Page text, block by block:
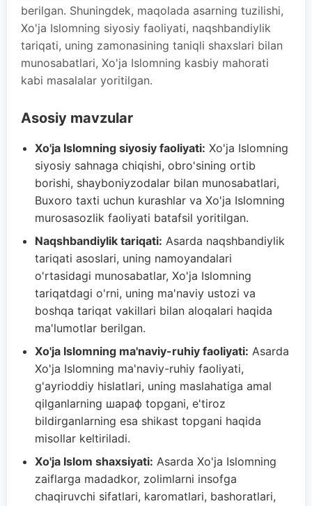
berilgan. Shuningdek, maqolada asarning tuzilishi,
Xo'ja Islomning siyosiy faoliyati, naqshbandiylik
tariqati, uning zamonasining taniqli shaxslari bilan
munosabatlari, Xo'ja Islomning kasbiy mahorati
kabi masalalar yoritilgan.
Asosiy mavzular
Xo'ja Islomning siyosiy faoliyati: Xo'ja Islomning
siyosiy sahnaga chiqishi, obro'sining ortib
borishi, shayboniyzodalar bilan munosabatlari,
Buxoro taxti uchun kurashlar va Xo'ja Islomning
murosasozlik faoliyati batafsil yoritilgan.
Naqshbandiylik tariqati: Asarda naqshbandiylik
tariqati asoslari, uning namoyandalari
o'rtasidagi munosabatlar, Xo'ja Islomning
tariqatdagi o'rni, uning ma'naviy ustozi va
boshqa tariqat vakillari bilan aloqalari haqida
ma'lumotlar berilgan.
Xo'ja Islomning ma'naviy-ruhiy faoliyati: Asarda
Xo'ja Islomning ma'naviy-ruhiy faoliyati,
g'ayrioddiy hislatlari, uning maslahatiga amal
qilganlarning шараф topgani, e'tiroz
bildirganlarning esa shikast topgani haqida
misollar keltiriladi.
Xo'ja Islom shaxsiyati: Asarda Xo'ja Islomning
zaiflarga madadkor, zolimlarni insofga
chaqiruvchi sifatlari, karomatlari, bashoratlari,